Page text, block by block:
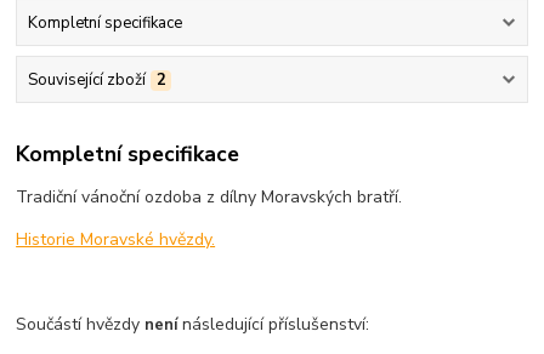
Kompletní specifikace
Související zboží 2
Kompletní specifikace
Tradiční vánoční ozdoba z dílny Moravských bratří.
Historie Moravské hvězdy.
Součástí hvězdy nenínásledující příslušenství: